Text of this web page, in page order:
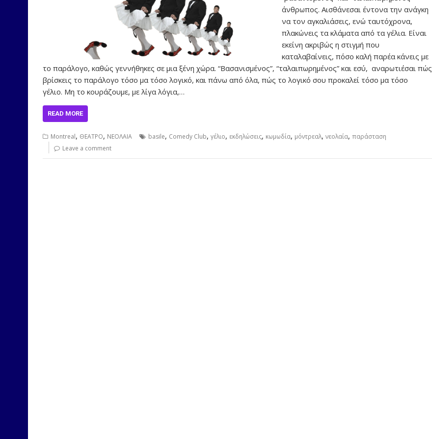
άνθρωπος. Αισθάνεσαι έντονα την ανάγκη
να τον αγκαλιάσεις, ενώ ταυτόχρονα,
πλακώνεις τα κλάματα από τα γέλια. Είναι
εκείνη ακριβώς η στιγμή που
καταλαβαίνεις, πόσο καλή παρέα κάνεις με
το παράλογο, καθώς γεννήθηκες σε μια ξένη χώρα. “Βασανισμένος”, “ταλαιπωρημένος” και εσύ, αναρωτιέσαι πώς
βρίσκεις το παράλογο τόσο μα τόσο λογικό, και πάνω από όλα, πώς το λογικό σου προκαλεί τόσο μα τόσο
γέλιο. Μη το κουράζουμε, με λίγα λόγια,…
READ MORE
Montreal, ΘΕΑΤΡΟ, ΝΕΟΛΑΙΑ basile, Comedy Club, γέλιο, εκδηλώσεις, κωμωδία, μόντρεαλ, νεολαία, παράσταση
Leave a comment